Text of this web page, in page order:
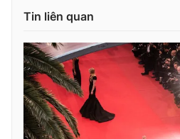
Tin liên quan